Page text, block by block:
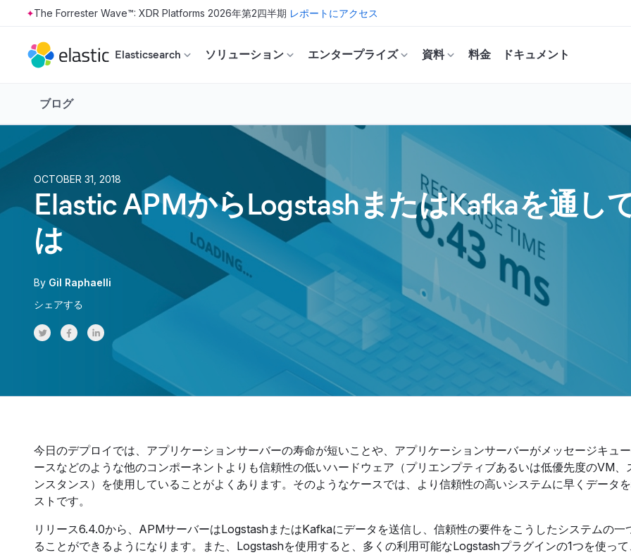
Skip to main content
The Forrester Wave™: XDR Platforms 2026年第2四半期 レポートにアクセス
Elasticsearch ソリューション エンタープライズ 資料 料金 ドキュメント
ブログ
OCTOBER 31, 2018
Elastic APMからLogstashまたはKafkaを通し
は
By Gil Raphaelli
シェアする
Share on Twitter
Share on Facebook
Share on LinkedInr
今日のデプロイでは、アプリケーションサーバーの寿命が短いことや、アプリケーションサーバーがメッセージキュ
ースなどのような他のコンポーネントよりも信頼性の低いハードウェア（プリエンプティブあるいは低優先度のVM、
ンスタンス）を使用していることがよくあります。そのようなケースでは、より信頼性の高いシステムに早くデータ
ストです。
リリース6.4.0から、APMサーバーはLogstashまたはKafkaにデータを送信し、信頼性の要件をこうしたシステムの一
ることができるようになります。また、Logstashを使用すると、多くの利用可能なLogstashプラグインの1つを使っ